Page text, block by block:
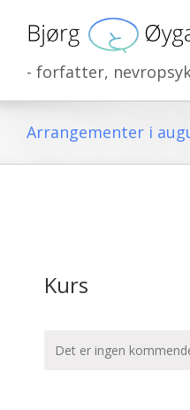
content
- forfatter,
Arrangementer i
Kurs
Det er ingen